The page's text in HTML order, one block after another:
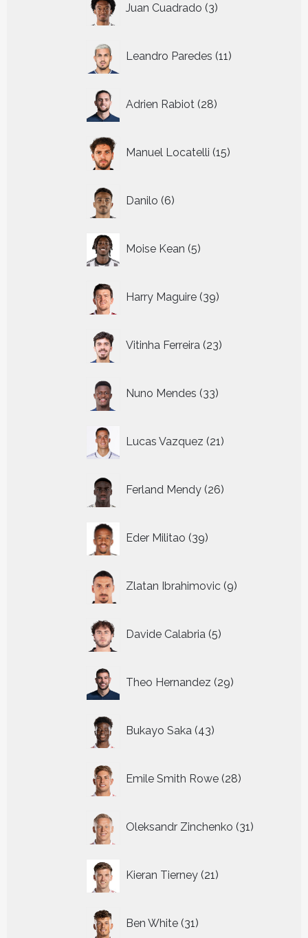
Juan Cuadrado 3
producten
Leandro Paredes 11
producten
Adrien Rabiot 28
producten
Manuel Locatelli 15
producten
Danilo 6
producten
Moise Kean 5
producten
Harry Maguire 39
producten
Vitinha Ferreira 23
producten
Nuno Mendes 33
producten
Lucas Vazquez 21
producten
Ferland Mendy 26
producten
Eder Militao 39
producten
Zlatan Ibrahimovic 9
producten
Davide Calabria 5
producten
Theo Hernandez 29
producten
Bukayo Saka 43
producten
Emile Smith Rowe 28
producten
Oleksandr Zinchenko 31
producten
Kieran Tierney 21
producten
Ben White 31
producten